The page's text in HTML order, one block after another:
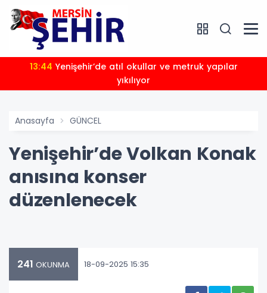
13:44
yıkılıyor
Anasayfa GÜNCEL
Yenişehir’de Volkan Konak
anısına konser
düzenlenecek
241 OKUNMA 18-09-2025 15:35